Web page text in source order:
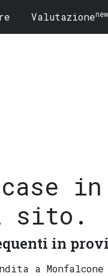
Valutazionenew
in
sito.
in
a Monfalcone